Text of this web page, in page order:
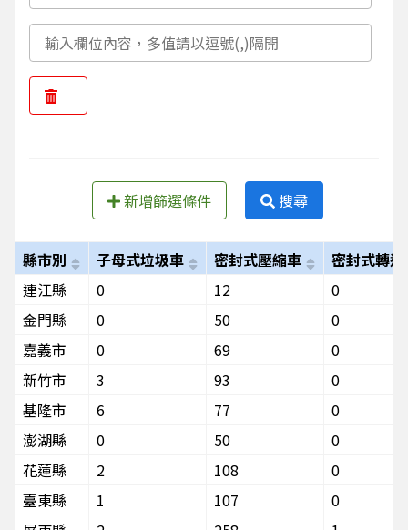
新增篩選條件 搜尋
縣市別 子母式垃圾車 密封式壓縮車
密封式轉
連江縣
0 12
0
金門縣
0 50
0
嘉義市
0 69
0
新竹市
3 93
0
基隆市
6 77
0
澎湖縣
0 50
0
花蓮縣
2 108
0
臺東縣
1 107
0